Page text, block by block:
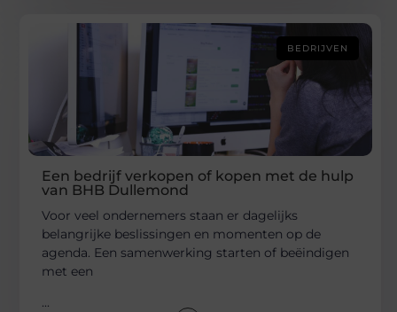
BEDRIJVEN
Een bedrijf verkopen of kopen met de hulp
van BHB Dullemond
Voor veel ondernemers staan er dagelijks
belangrijke beslissingen en momenten op de
agenda. Een samenwerking starten of beëindigen
met een
...